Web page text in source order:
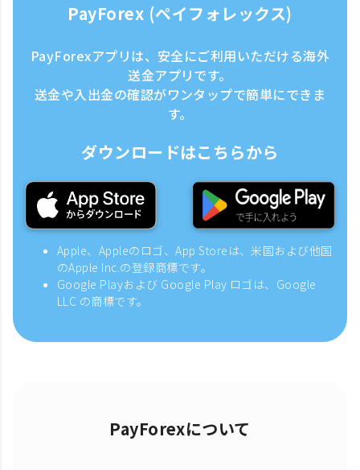
PayForex (ペイフォレックス)
PayForexアプリは、安全にご利用いただける海外
送金アプリです。
送金や入出金の確認がワンタップで簡単にできま
す。
ダウンロードはこちらから
Apple、Appleのロゴ、App Storeは、米国および他国
のApple Inc.の登録商標です。
Google Playおよび Google Play ロゴは、Google
LLC の商標です。
PayForexについて